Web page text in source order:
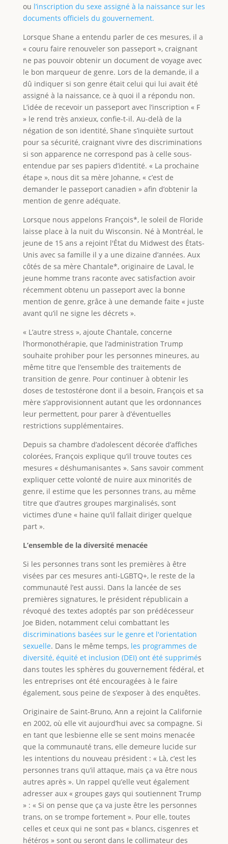
ou l’inscription du sexe assigné à la naissance sur les
documents officiels du gouvernement.
Lorsque Shane a entendu parler de ces mesures, il a
« couru faire renouveler son passeport », craignant
ne pas pouvoir obtenir un document de voyage avec
le bon marqueur de genre. Lors de la demande, il a
dû indiquer si son genre était celui qui lui avait été
assigné à la naissance, ce à quoi il a répondu non.
L’idée de recevoir un passeport avec l’inscription « F
» le rend très anxieux, confie-t-il. Au-delà de la
négation de son identité, Shane s’inquiète surtout
pour sa sécurité, craignant vivre des discriminations
si son apparence ne correspond pas à celle sous-
entendue par ses papiers d’identité. « La prochaine
étape », nous dit sa mère Johanne, « c’est de
demander le passeport canadien » afin d’obtenir la
mention de genre adéquate.
Lorsque nous appelons François*, le soleil de Floride
laisse place à la nuit du Wisconsin. Né à Montréal, le
jeune de 15 ans a rejoint l'État du Midwest des États-
Unis avec sa famille il y a une dizaine d’années. Aux
côtés de sa mère Chantale*, originaire de Laval, le
jeune homme trans raconte avec satisfaction avoir
récemment obtenu un passeport avec la bonne
mention de genre, grâce à une demande faite « juste
avant qu’il ne signe les décrets ».
« L’autre stress », ajoute Chantale, concerne
l’hormonothérapie, que l’administration Trump
souhaite prohiber pour les personnes mineures, au
même titre que l’ensemble des traitements de
transition de genre. Pour continuer à obtenir les
doses de testostérone dont il a besoin, François et sa
mère s’approvisionnent autant que les ordonnances
leur permettent, pour parer à d’éventuelles
restrictions supplémentaires.
Depuis sa chambre d’adolescent décorée d’affiches
colorées, François explique qu’il trouve toutes ces
mesures « déshumanisantes ». Sans savoir comment
expliquer cette volonté de nuire aux minorités de
genre, il estime que les personnes trans, au même
titre que d’autres groupes marginalisés, sont
victimes d’une « haine qu’il fallait diriger quelque
part ».
L’ensemble de la diversité menacée
Si les personnes trans sont les premières à être
visées par ces mesures anti-LGBTQ+, le reste de la
communauté l’est aussi. Dans la lancée de ses
premières signatures, le président républicain a
révoqué des textes adoptés par son prédécesseur
Joe Biden, notamment celui combattant les
discriminations basées sur le genre et l'orientation
sexuelle. Dans le même temps, les programmes de
diversité, équité et inclusion (DEI) ont été supprimés
dans toutes les sphères du gouvernement fédéral, et
les entreprises ont été encouragées à le faire
également, sous peine de s’exposer à des enquêtes.
Originaire de Saint-Bruno, Ann a rejoint la Californie
en 2002, où elle vit aujourd’hui avec sa compagne. Si
en tant que lesbienne elle se sent moins menacée
que la communauté trans, elle demeure lucide sur
les intentions du nouveau président : « Là, c’est les
personnes trans qu’il attaque, mais ça va être nous
autres après ». Un rappel qu’elle veut également
adresser aux « groupes gays qui soutiennent Trump
» : « Si on pense que ça va juste être les personnes
trans, on se trompe fortement ». Pour elle, toutes
celles et ceux qui ne sont pas « blancs, cisgenres et
hétéros » sont ou seront dans le collimateur des